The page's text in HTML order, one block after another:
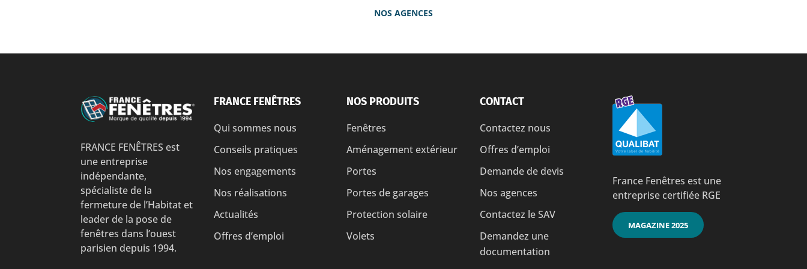
NOS AGENCES
FRANCE FENÊTRES est
une entreprise
indépendante,
spécialiste de la
fermeture de l’Habitat et
leader de la pose de
fenêtres dans l’ouest
parisien depuis 1994.
FRANCE FENÊTRES
Qui sommes nous
Conseils pratiques
Nos engagements
Nos réalisations
Actualités
Offres d’emploi
NOS PRODUITS
Fenêtres
Aménagement extérieur
Portes
Portes de garages
Protection solaire
Volets
CONTACT
Contactez nous
Offres d’emploi
Demande de devis
Nos agences
Contactez le SAV
Demandez une
documentation
France Fenêtres est une
entreprise certifiée RGE
MAGAZINE 2025